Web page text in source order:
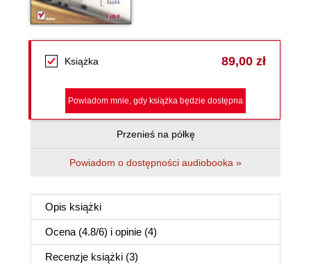
Książka 89,00 zł
Powiadom mnie, gdy książka będzie dostępna
Przenieś na półkę
Powiadom o dostępności audiobooka »
Opis książki
Ocena (4.8/6) i opinie (4)
Recenzje książki (3)